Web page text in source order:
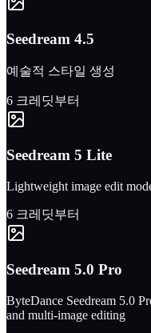
Seedream 4.5
예술적 스타일 생성
6 크레딧부터
Seedream 5 Lite
Lightweight image edit
6 크레딧부터
Seedream 5.0 Pro
ByteDance Seedream 5.0
and multi-image editing